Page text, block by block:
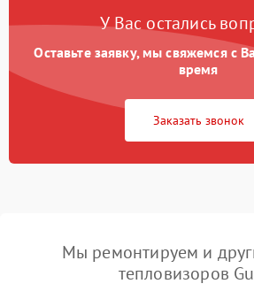
У Вас остались
Оставьте заявку, мы свяжемся с
время
Заказать звонок
Мы ремонтируем и
тепловизоров